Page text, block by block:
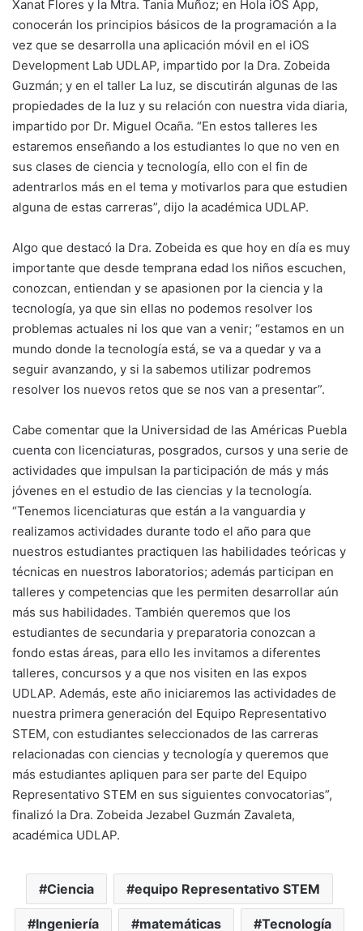
Xanat Flores y la Mtra. Tania Muñoz; en Hola iOS App,
conocerán los principios básicos de la programación a la
vez que se desarrolla una aplicación móvil en el iOS
Development Lab UDLAP, impartido por la Dra. Zobeida
Guzmán; y en el taller La luz, se discutirán algunas de las
propiedades de la luz y su relación con nuestra vida diaria,
impartido por Dr. Miguel Ocaña. “En estos talleres les
estaremos enseñando a los estudiantes lo que no ven en
sus clases de ciencia y tecnología, ello con el fin de
adentrarlos más en el tema y motivarlos para que estudien
alguna de estas carreras”, dijo la académica UDLAP.
Algo que destacó la Dra. Zobeida es que hoy en día es muy
importante que desde temprana edad los niños escuchen,
conozcan, entiendan y se apasionen por la ciencia y la
tecnología, ya que sin ellas no podemos resolver los
problemas actuales ni los que van a venir; “estamos en un
mundo donde la tecnología está, se va a quedar y va a
seguir avanzando, y si la sabemos utilizar podremos
resolver los nuevos retos que se nos van a presentar”.
Cabe comentar que la Universidad de las Américas Puebla
cuenta con licenciaturas, posgrados, cursos y una serie de
actividades que impulsan la participación de más y más
jóvenes en el estudio de las ciencias y la tecnología.
“Tenemos licenciaturas que están a la vanguardia y
realizamos actividades durante todo el año para que
nuestros estudiantes practiquen las habilidades teóricas y
técnicas en nuestros laboratorios; además participan en
talleres y competencias que les permiten desarrollar aún
más sus habilidades. También queremos que los
estudiantes de secundaria y preparatoria conozcan a
fondo estas áreas, para ello les invitamos a diferentes
talleres, concursos y a que nos visiten en las expos
UDLAP. Además, este año iniciaremos las actividades de
nuestra primera generación del Equipo Representativo
STEM, con estudiantes seleccionados de las carreras
relacionadas con ciencias y tecnología y queremos que
más estudiantes apliquen para ser parte del Equipo
Representativo STEM en sus siguientes convocatorias”,
finalizó la Dra. Zobeida Jezabel Guzmán Zavaleta,
académica UDLAP.
Ciencia equipo Representativo STEM
Ingeniería matemáticas Tecnología